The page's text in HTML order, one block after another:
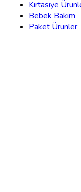
Kırtasiye
Bebek Bakım
Paket Ürünler